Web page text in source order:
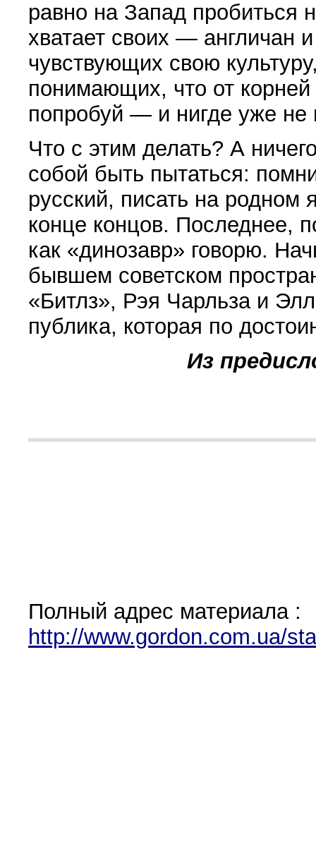
равно на Запад пробиться
хватает своих — англичан
чувствующих свою
понимающих, что от корней
попробуй — и нигде уже
Что с этим делать? А
собой быть пытаться:
русский, писать на родном
конце концов. Последнее,
как «динозавр» говорю.
бывшем советском
«Битлз», Рэя Чарльза и
публика, которая по
Из
Полный адрес материала :
http://www.gordon.com.ua/